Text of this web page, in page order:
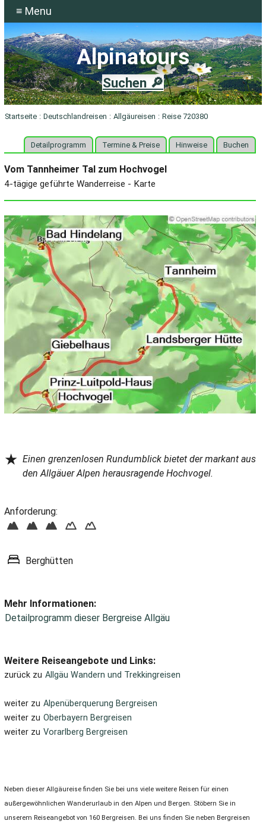
≡ Menu
Suchen 🔎
Alpinatours
Startseite : Deutschlandreisen : Allgäureisen : Reise 720380
Detailprogramm Termine & Preise Hinweise Buchen
Vom Tannheimer Tal zum Hochvogel
4-tägige geführte Wanderreise - Karte
★ Einen grenzenlosen Rundumblick bietet der markant aus
den Allgäuer Alpen herausragende Hochvogel.
Anforderung:
Berghütten
Mehr Informationen:
Detailprogramm dieser Bergreise Allgäu
Weitere Reiseangebote und Links:
zurück zu Allgäu Wandern und Trekkingreisen
weiter zu Alpenüberquerung Bergreisen
weiter zu Oberbayern Bergreisen
weiter zu Vorarlberg Bergreisen
Neben dieser Allgäureise finden Sie bei uns viele weitere Reisen für einen
außergewöhnlichen Wanderurlaub in den Alpen und Bergen. Stöbern Sie in
unserem Reiseangebot von 160 Bergreisen. Bei uns finden Sie neben Bergreisen